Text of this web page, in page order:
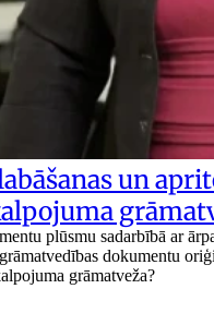
un
plūsmu sadarbībā ar
dokumentu
grāmatveža?